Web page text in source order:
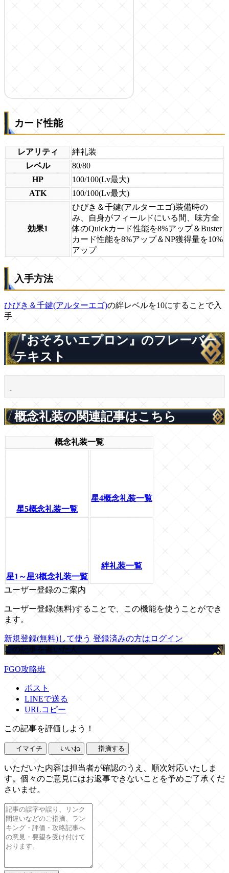
カード性能
レアリティ
絆礼装
レベル
80/80
HP
100/100(Lv最大)
ATK
100/100(Lv最大)
効果1
ひびき＆千鍵(アルターエゴ)装備時の
み、自身がフィールドにいる間、味方全
体のQuickカード性能を8%アップ＆Buster
カード性能を8%アップ＆NP獲得量を10%
アップ
入手方法
ひびき＆千鍵(アルターエゴ)の絆レベルを10にすることで入
手
『おそろいエプロン』のフレーバー
テキスト
-
概念礼装の関連記事はこちら
概念礼装一覧
星5概念礼装一覧
星4概念礼装一覧
星1～星3概念礼装一覧
絆礼装一覧
ユーザー登録のご案内
ユーザー登録(無料)することで、この機能を使うことができ
ます。
新規登録(無料)して使う 登録済みの方はログイン
この記事を書いた人
FGO攻略班
ポスト
LINEで送る
URLコピー
この記事を評価しよう！
イマイチ いいね 指摘する
いただいた内容は担当者が確認のうえ、順次対応いたしま
す。個々のご意見にはお返事できないことを予めご了承くだ
さいませ。